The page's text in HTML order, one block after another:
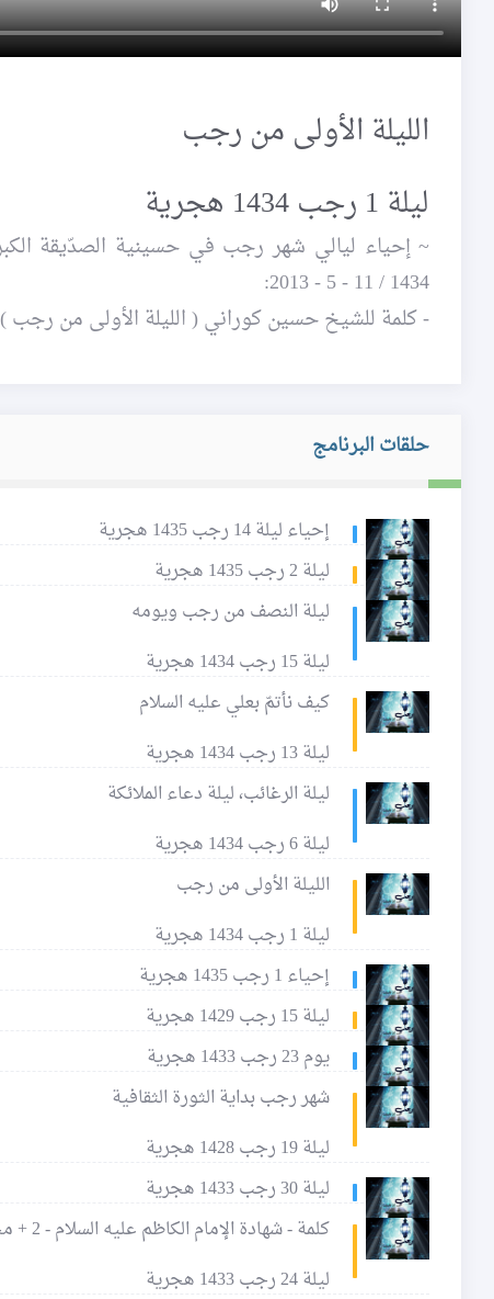
الليلة الأولى من رجب
ليلة 1 رجب 1434 هجرية
1434 / 11 - 5 - 2013:
- كلمة للشيخ حسين كوراني ( الليلة الأولى من رجب )
حلقات البرنامج
إحياء ليلة 14 رجب 1435 هجرية
ليلة 2 رجب 1435 هجرية
ليلة النصف من رجب ويومه
ليلة 15 رجب 1434 هجرية
كيف نأتمّ بعلي عليه السلام
ليلة 13 رجب 1434 هجرية
ليلة الرغائب، ليلة دعاء الملائكة
ليلة 6 رجب 1434 هجرية
الليلة الأولى من رجب
ليلة 1 رجب 1434 هجرية
إحياء 1 رجب 1435 هجرية
ليلة 15 رجب 1429 هجرية
يوم 23 رجب 1433 هجرية
شهر رجب بداية الثورة الثقافية
ليلة 19 رجب 1428 هجرية
ليلة 30 رجب 1433 هجرية
كلمة - شهادة الإمام الكاظم عليه السلام - 2 + مجلس عزاء + لطمية
ليلة 24 رجب 1433 هجرية